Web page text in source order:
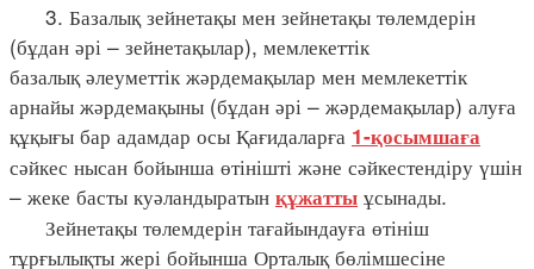
3. Базалық зейнетақы мен зейнетақы төлемдерін
(бұдан әрі – зейнетақылар), мемлекеттік
базалық әлеуметтік жәрдемақылар мен мемлекеттік
арнайы жәрдемақыны (бұдан әрі – жәрдемақылар) алуға
құқығы бар адамдар осы Қағидаларға 1-қосымшаға
сәйкес нысан бойынша өтінішті және сәйкестендіру үшін
– жеке басты куәландыратын құжатты ұсынады.
Зейнетақы төлемдерін тағайындауға өтініш
тұрғылықты жері бойынша Орталық бөлімшесіне